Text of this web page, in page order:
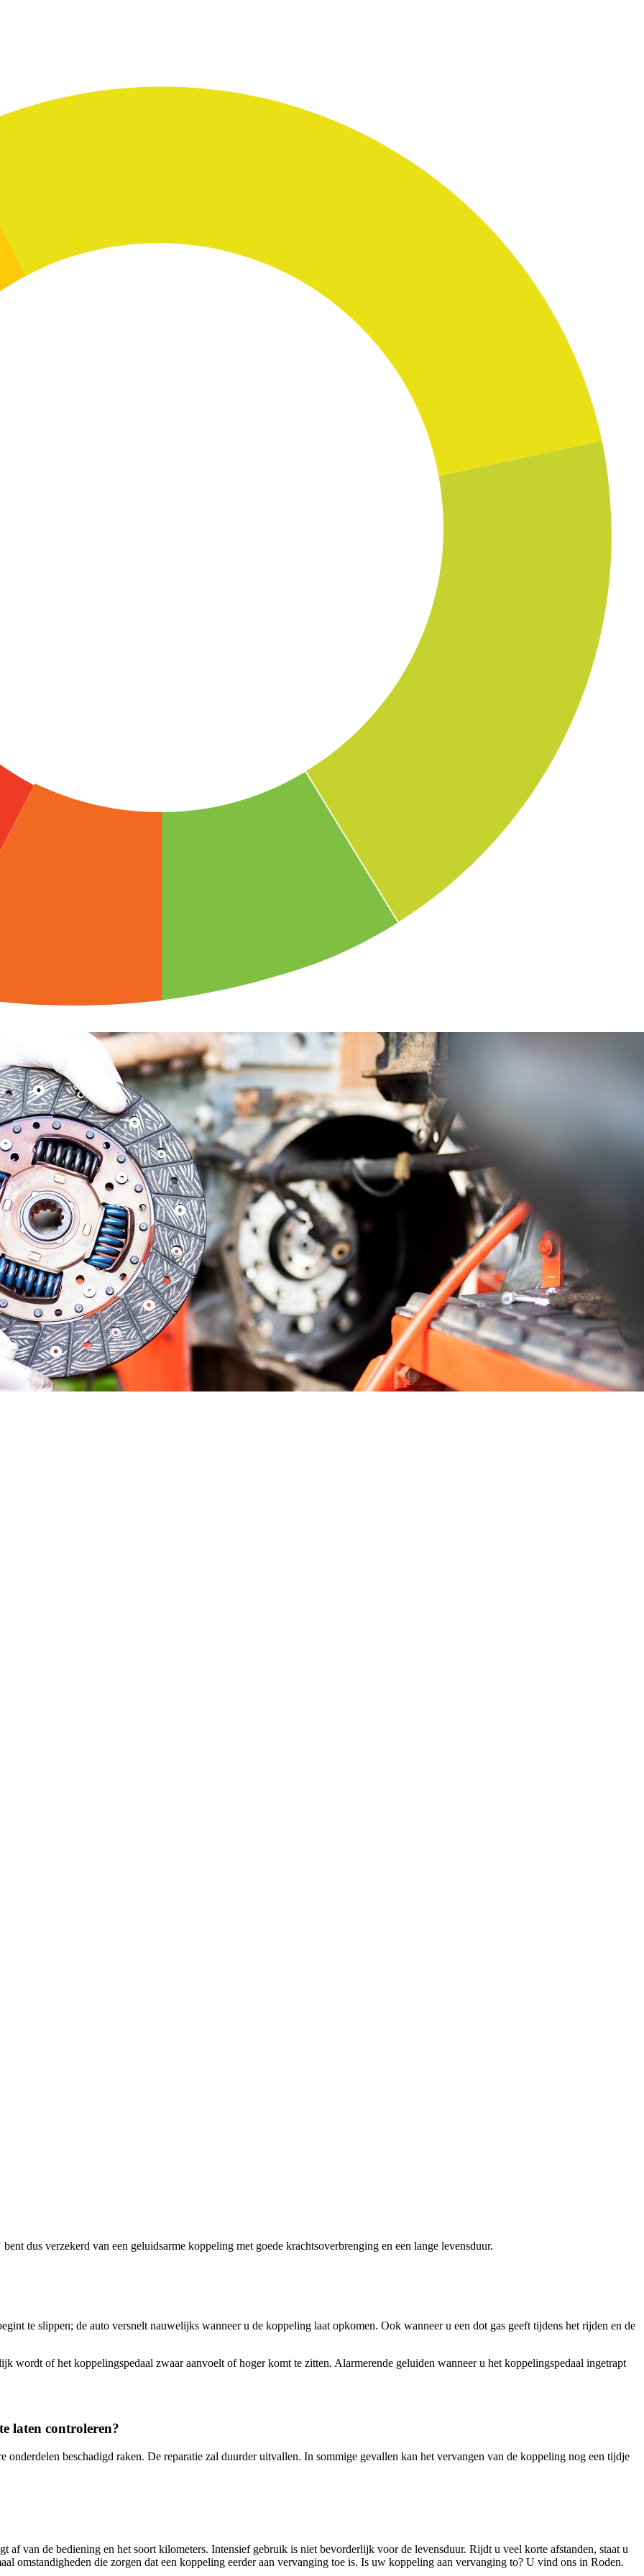
dus verzekerd van een geluidsarme koppeling met goede krachtsoverbrenging en een lange levensduur.
te slippen; de auto versnelt nauwelijks wanneer u de koppeling laat opkomen. Ook wanneer u een dot gas geeft tijdens het rijden en de
wordt of het koppelingspedaal zwaar aanvoelt of hoger komt te zitten. Alarmerende geluiden wanneer u het koppelingspedaal ingetrapt
laten controleren?
onderdelen beschadigd raken. De reparatie zal duurder uitvallen. In sommige gevallen kan het vervangen van de koppeling nog een tijdje
af van de bediening en het soort kilometers. Intensief gebruik is niet bevorderlijk voor de levensduur. Rijdt u veel korte afstanden, staat u
omstandigheden die zorgen dat een koppeling eerder aan vervanging toe is. Is uw koppeling aan vervanging to? U vind ons in Roden.